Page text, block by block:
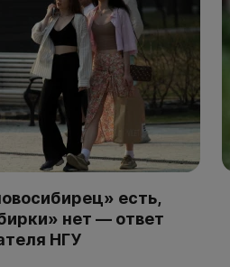
есть,
нет — ответ
НГУ